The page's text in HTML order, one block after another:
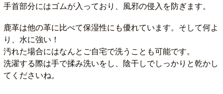
手首部分にはゴムが入っており、風邪の侵入を防ぎます。
鹿革は他の革に比べて保湿性にも優れています。そして何よ
り、水に強い！
汚れた場合にはなんとご自宅で洗うことも可能です。
洗濯する際は手で揉み洗いをし、陰干しでしっかりと乾かし
てくださいね。